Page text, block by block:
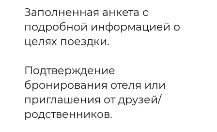
Заполненная анкета с
подробной информацией о
целях поездки.
Подтверждение
бронирования отеля или
приглашения от друзей/
родственников.